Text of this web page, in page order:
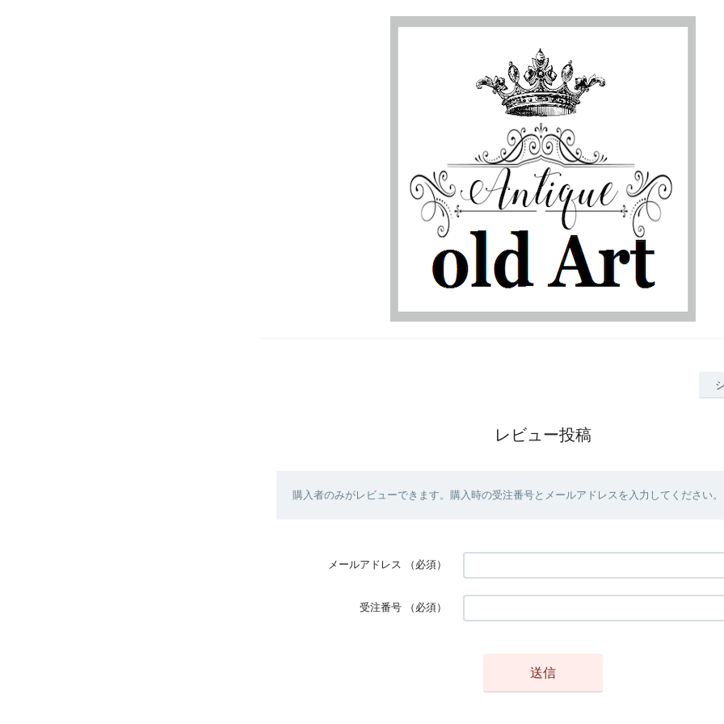
レビュー投稿
購入者のみがレビューできます。購入時の受注番号とメールアドレスを入力してください。
メールアドレス （必須）
受注番号 （必須）